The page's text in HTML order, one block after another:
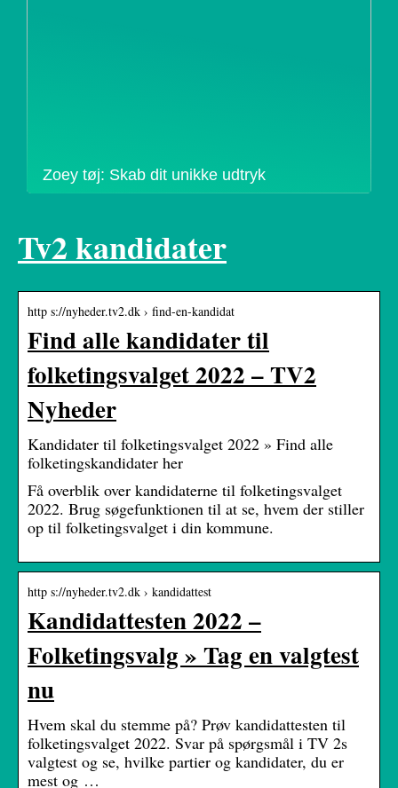
Zoey tøj: Skab dit unikke udtryk
Tv2 kandidater
http s://nyheder.tv2.dk › find-en-kandidat
Find alle kandidater til
folketingsvalget 2022 – TV2
Nyheder
Kandidater til folketingsvalget 2022 » Find alle
folketingskandidater her
Få overblik over kandidaterne til folketingsvalget
2022. Brug søgefunktionen til at se, hvem der stiller
op til folketingsvalget i din kommune.
http s://nyheder.tv2.dk › kandidattest
Kandidattesten 2022 –
Folketingsvalg » Tag en valgtest
nu
Hvem skal du stemme på? Prøv kandidattesten til
folketingsvalget 2022. Svar på spørgsmål i TV 2s
valgtest og se, hvilke partier og kandidater, du er
mest og …